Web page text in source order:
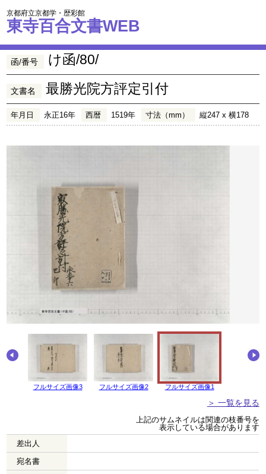
京都府立京都学・歴彩館
東寺百合文書WEB
函/番号 け函/80/
文書名 最勝光院方評定引付
年月日 永正16年 西暦 1519年 寸法（mm） 縦247 x 横178
フルサイズ画像3 フルサイズ画像2 フルサイズ画像1
＞ 一覧を見る
上記のサムネイルは関連の枝番号を
表示している場合があります
差出人
宛名書